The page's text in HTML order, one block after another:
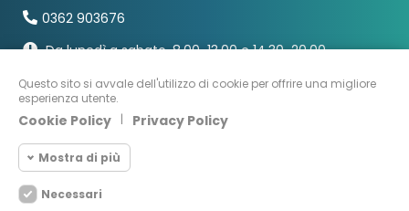
0362 903676
Da lunedì a sabato, 8.00-13.00 e 14.30-20.00
Questo sito si avvale dell'utilizzo di cookie per offrire una migliore
esperienza utente.
Cookie Policy | Privacy Policy
Mostra di più
Necessari